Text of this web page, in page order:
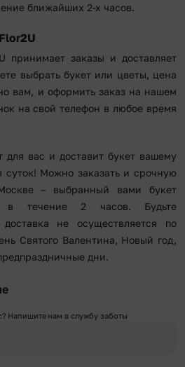
ближайших 2-х часов.
принимает заказы и доставляет
выбрать букет или цветы, цена
вам, и оформить заказ на нашем
на свой телефон в любое время
для вас и доставит букет вашему
суток! Можно заказать и срочную
– выбранный вами букет
в течение 2 часов. Будьте
не осуществляется по
Святого Валентина, Новый год,
дни.
Напишите нам в службу заботы